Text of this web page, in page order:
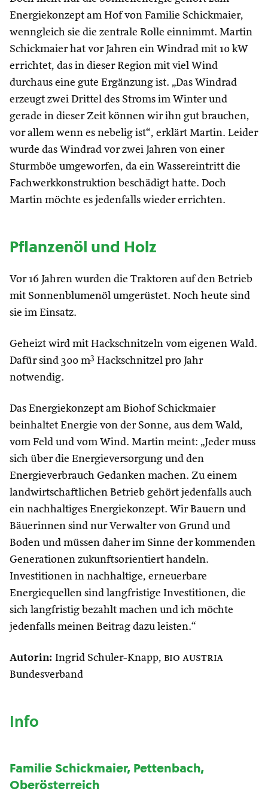
Energiekonzept am Hof von Familie Schickmaier,
wenngleich sie die zentrale Rolle einnimmt. Martin
Schickmaier hat vor Jahren ein Windrad mit 10 kW
errichtet, das in dieser Region mit viel Wind
durchaus eine gute Ergänzung ist. „Das Windrad
erzeugt zwei Drittel des Stroms im Winter und
gerade in dieser Zeit können wir ihn gut brauchen,
vor allem wenn es nebelig ist“, erklärt Martin. Leider
wurde das Windrad vor zwei Jahren von einer
Sturmböe umgeworfen, da ein Wassereintritt die
Fachwerkkonstruktion beschädigt hatte. Doch
Martin möchte es jedenfalls wieder errichten.
Pflanzenöl und Holz
Vor 16 Jahren wurden die Traktoren auf den Betrieb
mit Sonnenblumenöl umgerüstet. Noch heute sind
sie im Einsatz.
Geheizt wird mit Hackschnitzeln vom eigenen Wald.
Dafür sind 300 m3 Hackschnitzel pro Jahr
notwendig.
Das Energiekonzept am Biohof Schickmaier
beinhaltet Energie von der Sonne, aus dem Wald,
vom Feld und vom Wind. Martin meint: „Jeder muss
sich über die Energieversorgung und den
Energieverbrauch Gedanken machen. Zu einem
landwirtschaftlichen Betrieb gehört jedenfalls auch
ein nachhaltiges Energiekonzept. Wir Bauern und
Bäuerinnen sind nur Verwalter von Grund und
Boden und müssen daher im Sinne der kommenden
Generationen zukunftsorientiert handeln.
Investitionen in nachhaltige, erneuerbare
Energiequellen sind langfristige Investitionen, die
sich langfristig bezahlt machen und ich möchte
jedenfalls meinen Beitrag dazu leisten.“
Autorin: Ingrid Schuler-Knapp, bio austria
Bundesverband
Info
Familie Schickmaier, Pettenbach,
Oberösterreich